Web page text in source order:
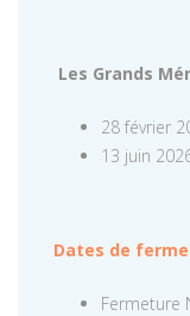
Les Grands
28 février
13 juin
Dates de
Fermeture